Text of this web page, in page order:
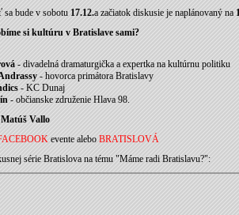
bude v sobotu 17.12.a začiatok diskusie je naplánovaný na
si kultúru v Bratislave sami?
- divadelná dramaturgička a expertka na kultúrnu politiku
- hovorca primátora Bratislavy
- KC Dunaj
- občianske združenie Hlava 98.
Matúš Vallo
evente alebo BRATISLOVÁ
série Bratislova na tému "Máme radi Bratislavu?":